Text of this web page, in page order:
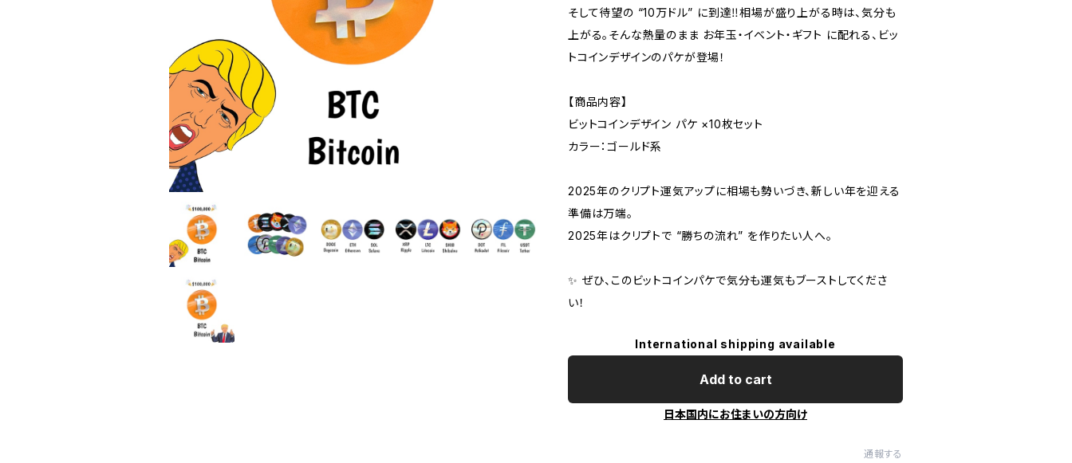
そして待望の “10万ドル” に到達‼️相場が盛り上がる時は、気分も
上がる。そんな熱量のまま お年玉・イベント・ギフト に配れる、ビッ
トコインデザインのパケが登場！
【商品内容】
ビットコインデザイン パケ ×10枚セット
カラー：ゴールド系
2025年のクリプト運気アップに相場も勢いづき、新しい年を迎える
準備は万端。
2025年はクリプトで “勝ちの流れ” を作りたい人へ。
✨ ぜひ、このビットコインパケで気分も運気もブーストしてくださ
い！
International shipping available
Add to cart
日本国内にお住まいの方向け
通報する